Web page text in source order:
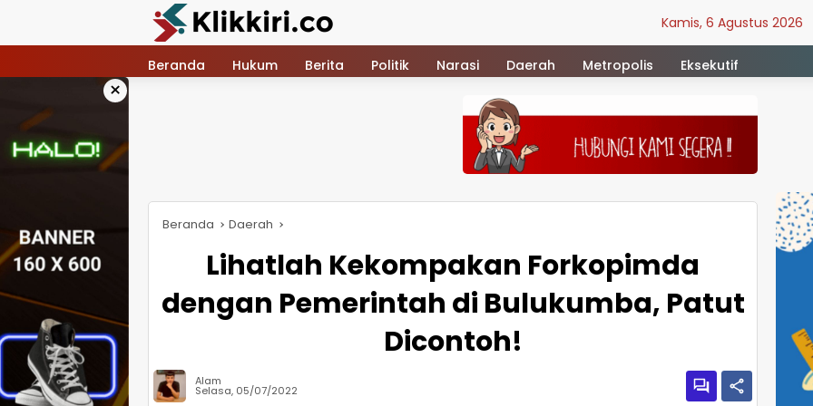
konten
Kamis, 6 Agustus 2026
Beranda Hukum Berita Politik Narasi Daerah Metropolis Eksekutif
×
Beranda Daerah
Lihatlah Kekompakan Forkopimda
dengan Pemerintah di Bulukumba, Patut
Dicontoh!
Alam
Selasa, 05/07/2022